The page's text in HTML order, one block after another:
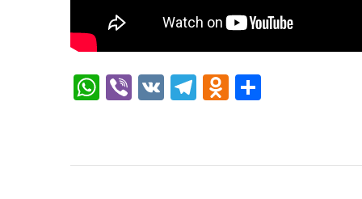
WhatsApp
Viber
VK Telegram